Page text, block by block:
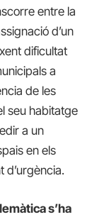
entre la
d’un
dificultat
a
de les
seu habitatge
a un
en els
d’urgència.
s’ha